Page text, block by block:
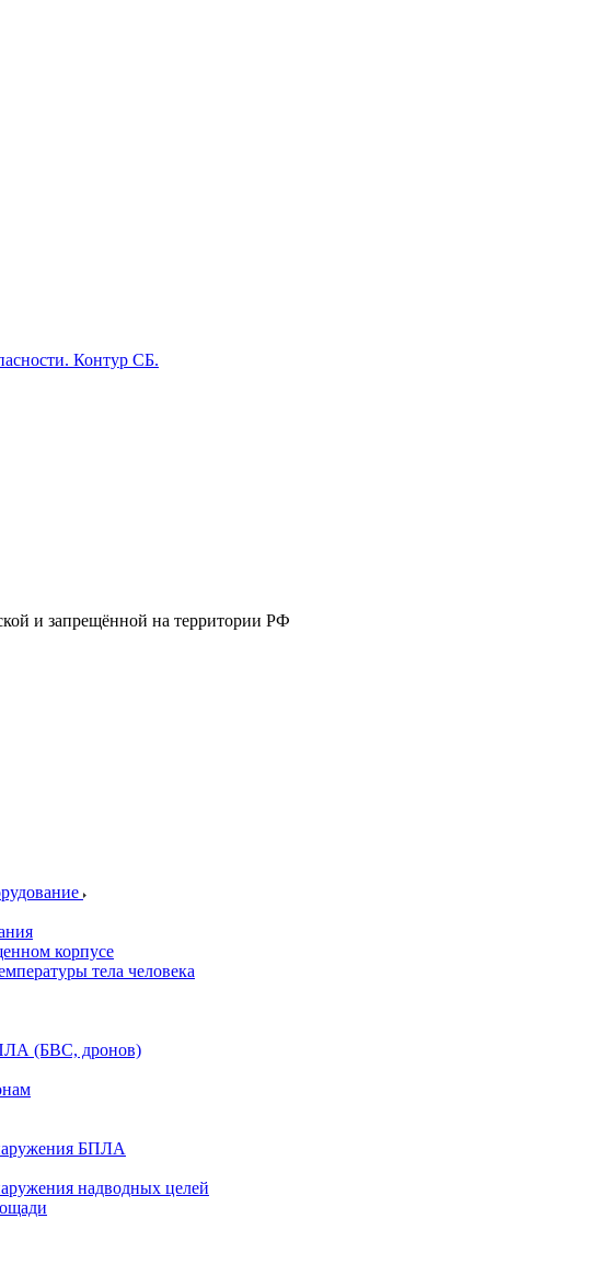
и запрещённой на территории РФ
корпусе
тела человека
(БВС, дронов)
БПЛА
надводных целей